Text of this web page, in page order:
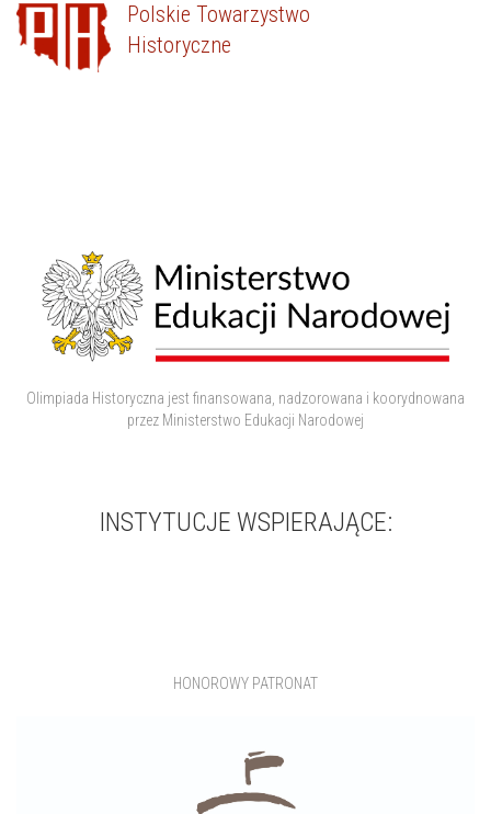
Polskie Towarzystwo
Historyczne
Olimpiada Historyczna jest finansowana, nadzorowana i koorydnowana
przez Ministerstwo Edukacji Narodowej
INSTYTUCJE WSPIERAJĄCE:
HONOROWY PATRONAT